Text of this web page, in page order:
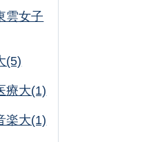
雲女子
(5)
療大(1)
楽大(1)